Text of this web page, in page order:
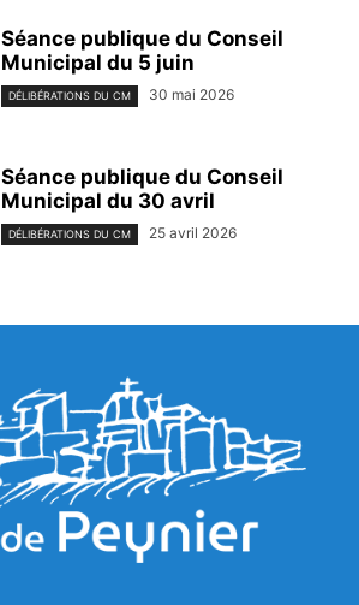
Séance publique du Conseil
Municipal du 5 juin
DÉLIBÉRATIONS DU CM 30 mai 2026
Séance publique du Conseil
Municipal du 30 avril
DÉLIBÉRATIONS DU CM 25 avril 2026